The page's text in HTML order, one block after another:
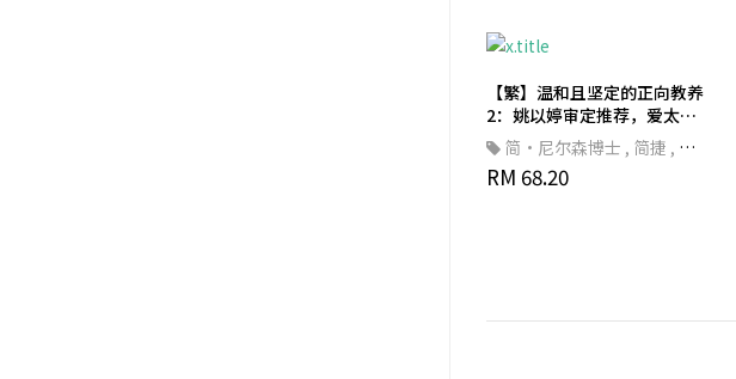
【繁】温和且坚定的正向教养
2：姚以婷审定推荐，爱太多
的父母，如何透过了解自己而
改变孩子，培养孩子的品格与
能力
简・尼尔森博士 , 简捷 , 雪
柔・埃尔温
RM 68.20